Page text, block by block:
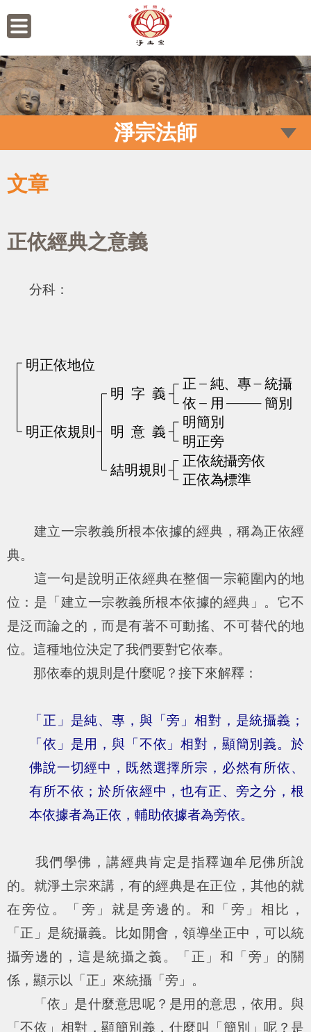
淨宗法師
文章
正依經典之意義
分科：
建立一宗教義所根本依據的經典，稱為正依經
典。
這一句是說明正依經典在整個一宗範圍內的地
位：是「建立一宗教義所根本依據的經典」。它不
是泛而論之的，而是有著不可動搖、不可替代的地
位。這種地位決定了我們要對它依奉。
那依奉的規則是什麼呢？接下來解釋：
「正」是純、專，與「旁」相對，是統攝義；
「依」是用，與「不依」相對，顯簡別義。於
佛說一切經中，既然選擇所宗，必然有所依、
有所不依；於所依經中，也有正、旁之分，根
本依據者為正依，輔助依據者為旁依。
我們學佛，講經典肯定是指釋迦牟尼佛所說
的。就淨土宗來講，有的經典是在正位，其他的就
在旁位。「旁」就是旁邊的。和「旁」相比，
「正」是統攝義。比如開會，領導坐正中，可以統
攝旁邊的，這是統攝之義。「正」和「旁」的關
係，顯示以「正」來統攝「旁」。
「依」是什麼意思呢？是用的意思，依用。與
「不依」相對，顯簡別義，什麼叫「簡別」呢？是